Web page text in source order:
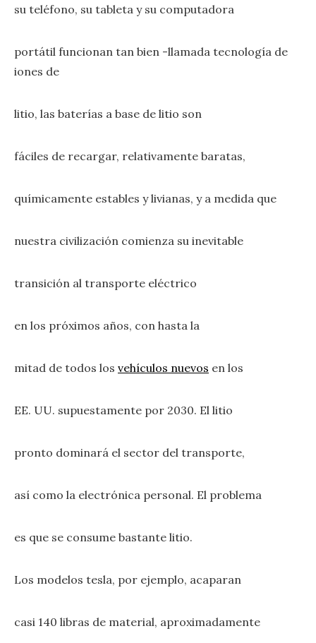
su teléfono, su tableta y su computadora
portátil funcionan tan bien -llamada tecnología de
iones de
litio, las baterías a base de litio son
fáciles de recargar, relativamente baratas,
químicamente estables y livianas, y a medida que
nuestra civilización comienza su inevitable
transición al transporte eléctrico
en los próximos años, con hasta la
mitad de todos los vehículos nuevos en los
EE. UU. supuestamente por 2030. El litio
pronto dominará el sector del transporte,
así como la electrónica personal. El problema
es que se consume bastante litio.
Los modelos tesla, por ejemplo, acaparan
casi 140 libras de material, aproximadamente